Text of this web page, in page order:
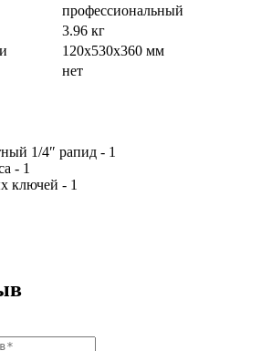
профессиональный
3.96 кг
120х530х360 мм
нет
1/4″ рапид - 1
- 1
ключей - 1